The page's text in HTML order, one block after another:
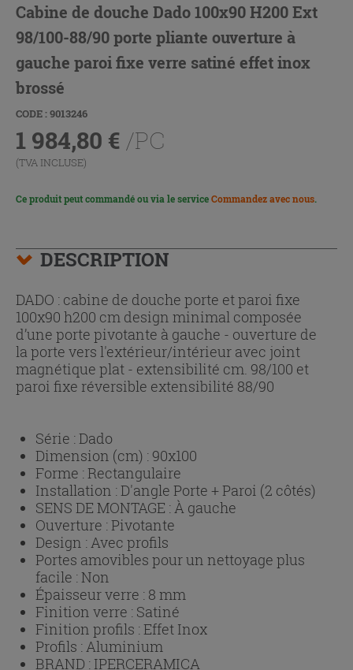
Cabine de douche Dado 100x90 H200 Ext
98/100-88/90 porte pliante ouverture à
gauche paroi fixe verre satiné effet inox
brossé
CODE : 9013246
1 984,80 € /PC
(TVA INCLUSE)
Ce produit peut commandé ou via le serviceCommandez avec nous.
DESCRIPTION
DADO : cabine de douche porte et paroi fixe
100x90 h200 cm design minimal composée
d’une porte pivotante à gauche - ouverture de
la porte vers l'extérieur/intérieur avec joint
magnétique plat - extensibilité cm. 98/100 et
paroi fixe réversible extensibilité 88/90
Série :Dado
Dimension (cm) : 90x100
Forme :Rectangulaire
Installation :D'angle Porte + Paroi (2 côtés)
SENS DE MONTAGE : À gauche
Ouverture :Pivotante
Design : Avec profils
Portes amovibles pour un nettoyage plus
facile :Non
Épaisseur verre : 8 mm
Finition verre : Satiné
Finition profils :Effet Inox
Profils : Aluminium
BRAND : IPERCERAMICA